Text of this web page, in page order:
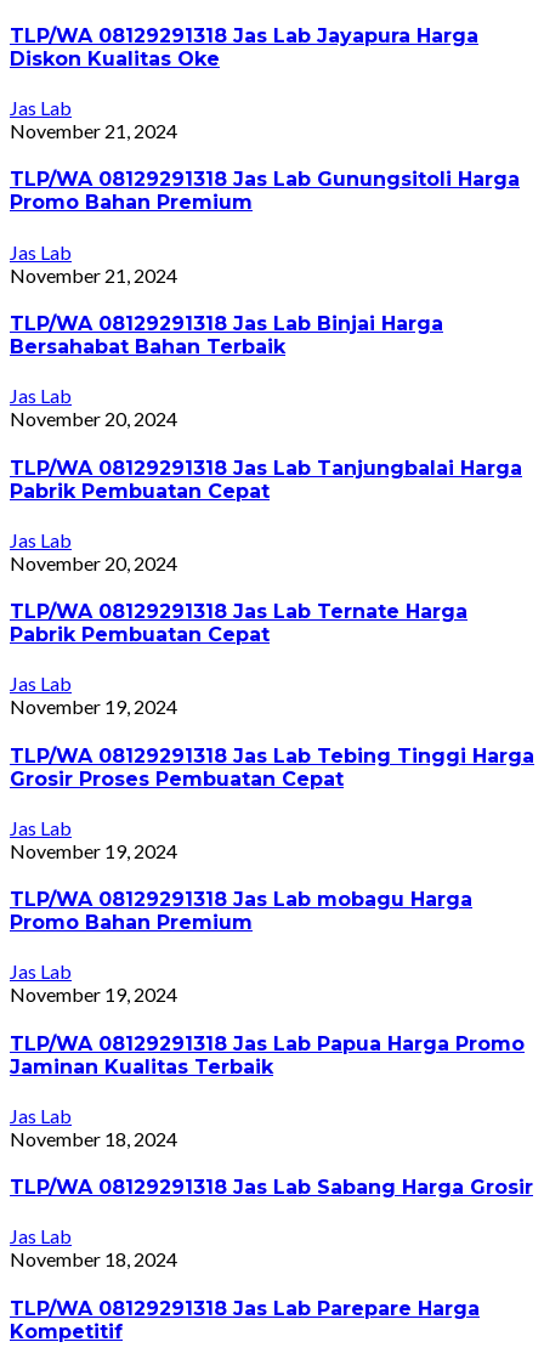
TLP/WA 08129291318 Jas Lab Jayapura Harga
Diskon Kualitas Oke
Jas Lab
November 21, 2024
TLP/WA 08129291318 Jas Lab Gunungsitoli Harga
Promo Bahan Premium
Jas Lab
November 21, 2024
TLP/WA 08129291318 Jas Lab Binjai Harga
Bersahabat Bahan Terbaik
Jas Lab
November 20, 2024
TLP/WA 08129291318 Jas Lab Tanjungbalai Harga
Pabrik Pembuatan Cepat
Jas Lab
November 20, 2024
TLP/WA 08129291318 Jas Lab Ternate Harga
Pabrik Pembuatan Cepat
Jas Lab
November 19, 2024
TLP/WA 08129291318 Jas Lab Tebing Tinggi Harga
Grosir Proses Pembuatan Cepat
Jas Lab
November 19, 2024
TLP/WA 08129291318 Jas Lab mobagu Harga
Promo Bahan Premium
Jas Lab
November 19, 2024
TLP/WA 08129291318 Jas Lab Papua Harga Promo
Jaminan Kualitas Terbaik
Jas Lab
November 18, 2024
TLP/WA 08129291318 Jas Lab Sabang Harga Grosir
Jas Lab
November 18, 2024
TLP/WA 08129291318 Jas Lab Parepare Harga
Kompetitif